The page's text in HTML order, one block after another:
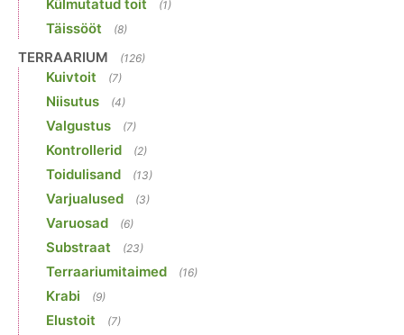
Külmutatud toit (1)
Täissööt (8)
TERRAARIUM (126)
Kuivtoit (7)
Niisutus (4)
Valgustus (7)
Kontrollerid (2)
Toidulisand (13)
Varjualused (3)
Varuosad (6)
Substraat (23)
Terraariumitaimed (16)
Krabi (9)
Elustoit (7)